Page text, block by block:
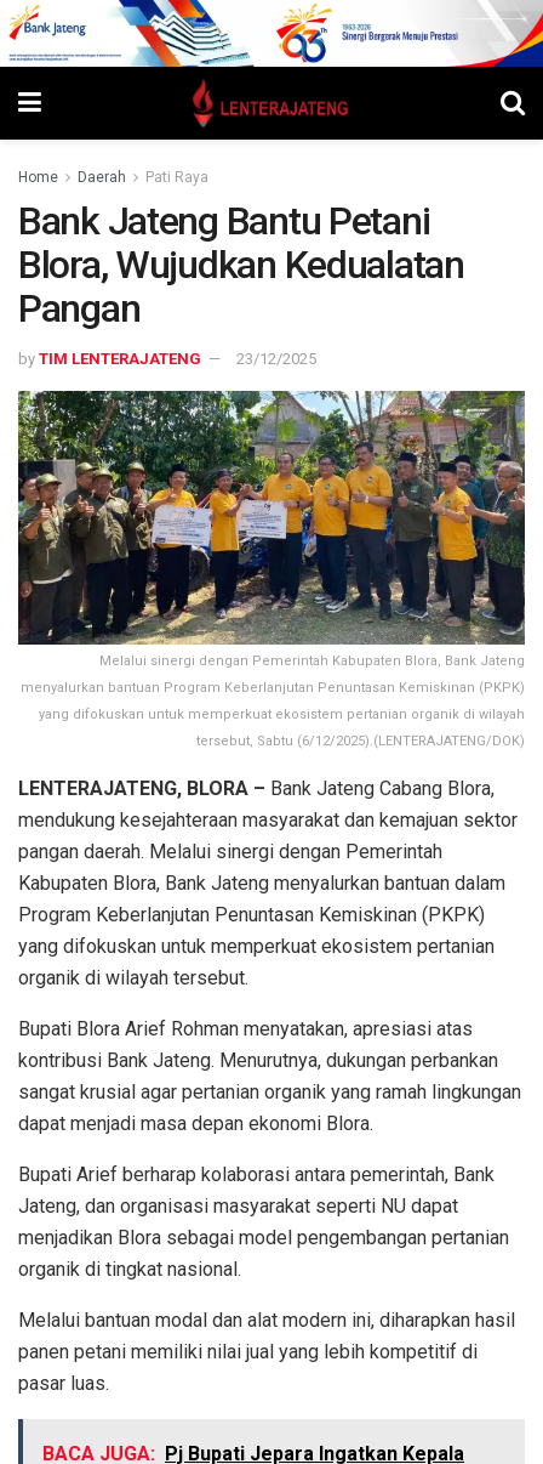
Home Daerah Pati Raya
Bank Jateng Bantu Petani
Blora, Wujudkan Kedualatan
Pangan
by TIM LENTERAJATENG 23/12/2025
Melalui sinergi dengan Pemerintah Kabupaten Blora, Bank Jateng
menyalurkan bantuan Program Keberlanjutan Penuntasan Kemiskinan (PKPK)
yang difokuskan untuk memperkuat ekosistem pertanian organik di wilayah
tersebut, Sabtu (6/12/2025).(LENTERAJATENG/DOK)
LENTERAJATENG, BLORA – Bank Jateng Cabang Blora,
mendukung kesejahteraan masyarakat dan kemajuan sektor
pangan daerah. Melalui sinergi dengan Pemerintah
Kabupaten Blora, Bank Jateng menyalurkan bantuan dalam
Program Keberlanjutan Penuntasan Kemiskinan (PKPK)
yang difokuskan untuk memperkuat ekosistem pertanian
organik di wilayah tersebut.
Bupati Blora Arief Rohman menyatakan, apresiasi atas
kontribusi Bank Jateng. Menurutnya, dukungan perbankan
sangat krusial agar pertanian organik yang ramah lingkungan
dapat menjadi masa depan ekonomi Blora.
Bupati Arief berharap kolaborasi antara pemerintah, Bank
Jateng, dan organisasi masyarakat seperti NU dapat
menjadikan Blora sebagai model pengembangan pertanian
organik di tingkat nasional.
Melalui bantuan modal dan alat modern ini, diharapkan hasil
panen petani memiliki nilai jual yang lebih kompetitif di
pasar luas.
BACA JUGA: Pj Bupati Jepara Ingatkan Kepala